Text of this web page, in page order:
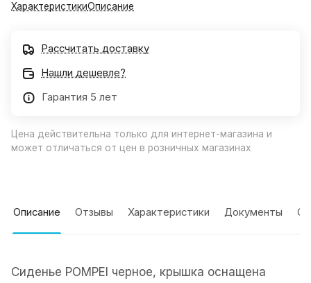
ХарактеристикиОписание
Рассчитать доставку
Нашли дешевле?
Гарантия 5 лет
Цена действительна только для интернет-магазина и
может отличаться от цен в розничных магазинах
Описание Отзывы Характеристики Документы
Сиденье POMPEI черное, крышка оснащена